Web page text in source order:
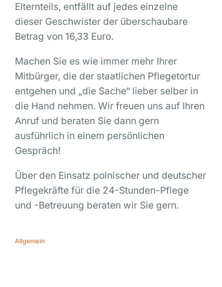
Elternteils, entfällt auf jedes einzelne
dieser Geschwister der überschaubare
Betrag von 16,33 Euro.
Machen Sie es wie immer mehr Ihrer
Mitbürger, die der staatlichen Pflegetortur
entgehen und „die Sache“ lieber selber in
die Hand nehmen. Wir freuen uns auf Ihren
Anruf und beraten Sie dann gern
ausführlich in einem persönlichen
Gespräch!
Über den Einsatz polnischer und deutscher
Pflegekräfte für die 24-Stunden-Pflege
und -Betreuung beraten wir Sie gern.
Allgemein